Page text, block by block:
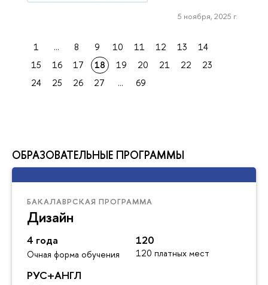
ОБРАЗОВАТЕЛЬНЫЕ ПРОГРАММЫ
БАКАЛАВРСКАЯ ПРОГРАММА
Дизайн
4 года
Очная форма обучения
120
120 платных мест
РУС+АНГЛ
5 ноября, 2025 г.
1 ... 8 9 10 11 12 13
14
15
16 17 18 19 20 21 22
23
24
25 26 27 ... 69